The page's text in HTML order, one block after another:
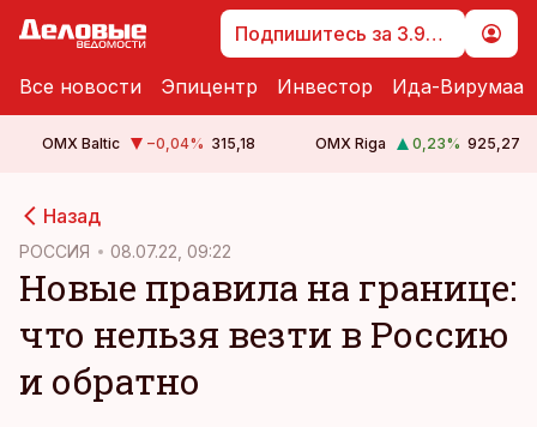
Подпишитесь за 3.99 €
Все новости Эпицентр Инвестор Ида-Вирумаа
OMX Baltic −0,04% 315,18 OMX Riga 0,23% 925,27
Назад
РОССИЯ 08.07.22, 09:22
Новые правила на границе:
что нельзя везти в Россию
и обратно